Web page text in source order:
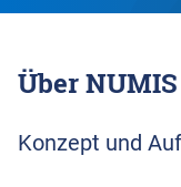
Über NUMIS
Konzept und